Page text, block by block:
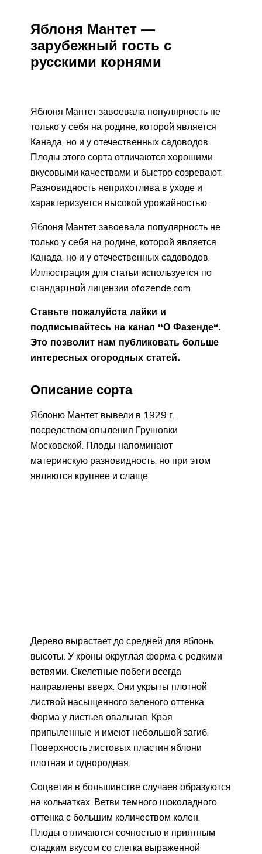
Яблоня Мантет —
зарубежный гость с
русскими корнями
Яблоня Мантет завоевала популярность не
только у себя на родине, которой является
Канада, но и у отечественных садоводов.
Плоды этого сорта отличаются хорошими
вкусовыми качествами и быстро созревают.
Разновидность неприхотлива в уходе и
характеризуется высокой урожайностью.
Яблоня Мантет завоевала популярность не
только у себя на родине, которой является
Канада, но и у отечественных садоводов.
Иллюстрация для статьи используется по
стандартной лицензии ofazende.com
Ставьте пожалуйста лайки и
подписывайтесь на канал “О Фазенде“.
Это позволит нам публиковать больше
интересных огородных статей.
Описание сорта
Яблоню Мантет вывели в 1929 г.
посредством опыления Грушовки
Московской. Плоды напоминают
материнскую разновидность, но при этом
являются крупнее и слаще.
Дерево вырастает до средней для яблонь
высоты. У кроны округлая форма с редкими
ветвями. Скелетные побеги всегда
направлены вверх. Они укрыты плотной
листвой насыщенного зеленого оттенка.
Форма у листьев овальная. Края
припыленные и имеют небольшой загиб.
Поверхность листовых пластин яблони
плотная и однородная.
Соцветия в большинстве случаев образуются
на кольчатках. Ветви темного шоколадного
оттенка с большим количеством колен.
Плоды отличаются сочностью и приятным
сладким вкусом со слегка выраженной